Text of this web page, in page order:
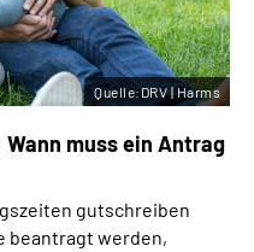
muss ein Antrag
gutschreiben
beantragt werden,
Quelle:DRV | Harms